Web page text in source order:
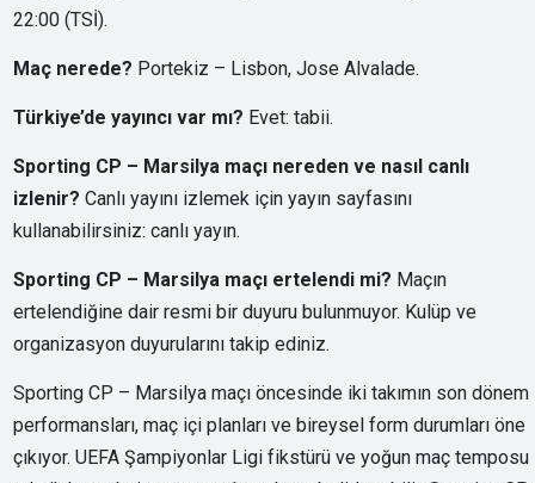
22:00 (TSİ).
Maç nerede? Portekiz – Lisbon, Jose Alvalade.
Türkiye’de yayıncı var mı? Evet: tabii.
Sporting CP – Marsilya maçı nereden ve nasıl canlı
izlenir? Canlı yayını izlemek için yayın sayfasını
kullanabilirsiniz:canlı yayın.
Sporting CP – Marsilya maçı ertelendi mi? Maçın
ertelendiğine dair resmi bir duyuru bulunmuyor. Kulüp ve
organizasyon duyurularını takip ediniz.
Sporting CP – Marsilya maçı öncesinde iki takımın son dönem
performansları, maç içi planları ve bireysel form durumları öne
çıkıyor. UEFA Şampiyonlar Ligi fikstürü ve yoğun maç temposu